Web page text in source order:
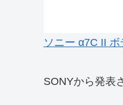
ソニー α7C II
SONYから発表